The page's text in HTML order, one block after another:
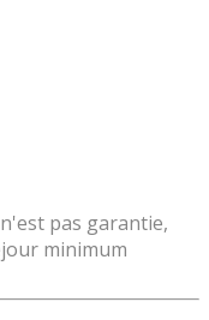
pas garantie,
minimum